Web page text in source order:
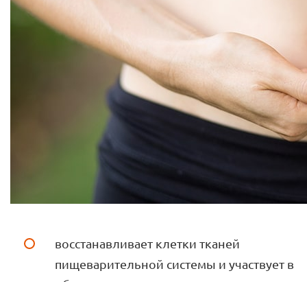
восстанавливает клетки тканей
пищеварительной системы и участвует в